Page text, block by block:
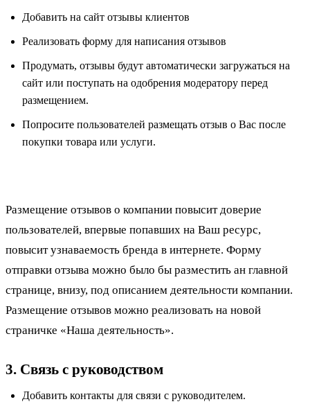
Добавить на сайт отзывы клиентов
Реализовать форму для написания отзывов
Продумать, отзывы будут автоматически загружаться на
сайт или поступать на одобрения модератору перед
размещением.
Попросите пользователей размещать отзыв о Вас после
покупки товара или услуги.
Размещение отзывов о компании повысит доверие
пользователей, впервые попавших на Ваш ресурс,
повысит узнаваемость бренда в интернете. Форму
отправки отзыва можно было бы разместить ан главной
странице, внизу, под описанием деятельности компании.
Размещение отзывов можно реализовать на новой
страничке «Наша деятельность».
3. Связь с руководством
Добавить контакты для связи с руководителем.